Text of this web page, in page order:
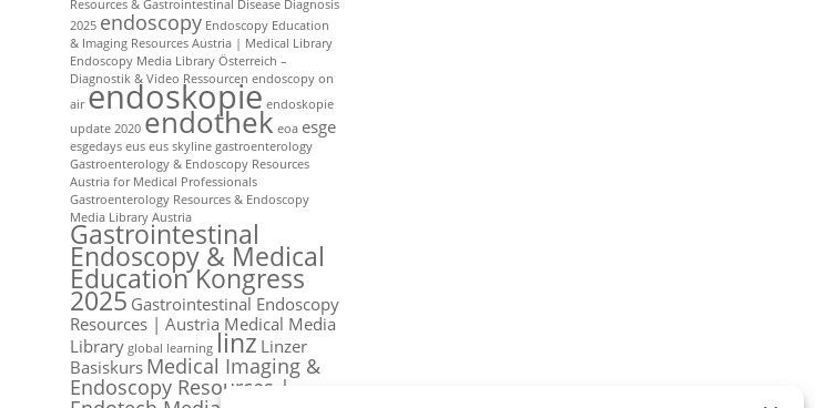
Resources & Gastrointestinal Disease Diagnosis
2025 endoscopy Endoscopy Education
& Imaging Resources Austria | Medical Library
Endoscopy Media Library Österreich –
Diagnostik & Video Ressourcen endoscopy on
air endoskopie endoskopie
update 2020 endothek eoa esge
esgedays eus eus skyline gastroenterology
Gastroenterology & Endoscopy Resources
Austria for Medical Professionals
Gastroenterology Resources & Endoscopy
Media Library Austria
Gastrointestinal
Endoscopy & Medical
Education Kongress
2025 Gastrointestinal Endoscopy
Resources | Austria Medical Media
Library global learning linz Linzer
Basiskurs Medical Imaging &
Endoscopy Resources |